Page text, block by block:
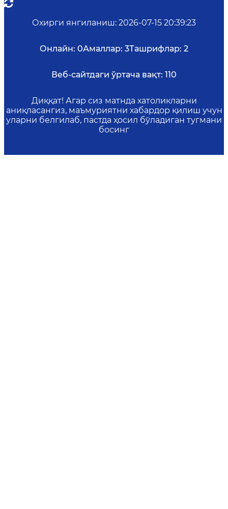
Охирги янгиланиш: 2026-07-15 20:39:23
Онлайн: 0Амаллар: 3Ташрифлар: 2
Веб-сайтдаги ўртача вақт: 110
Диққат! Агар сиз матнда хатоликларни
аниқласангиз, маъмуриятни хабардор қилиш учун
уларни белгилаб, пастда ҳосил бўладиган тугмани
босинг